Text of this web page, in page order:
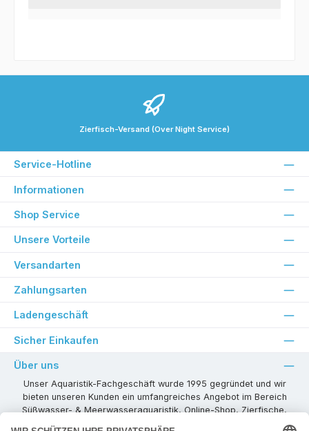
Zierfisch-Versand (Over Night Service)
Service-Hotline
Informationen
Shop Service
Unsere Vorteile
Versandarten
Zahlungsarten
Ladengeschäft
Sicher Einkaufen
Über uns
Unser Aquaristik-Fachgeschäft wurde 1995 gegründet und wir
bieten unseren Kunden ein umfangreiches Angebot im Bereich
Süßwasser- & Meerwasseraquaristik, Online-Shop, Zierfische,
Pflanzen, Aquarienkombinationen, Technikzubehör usw. ! Als